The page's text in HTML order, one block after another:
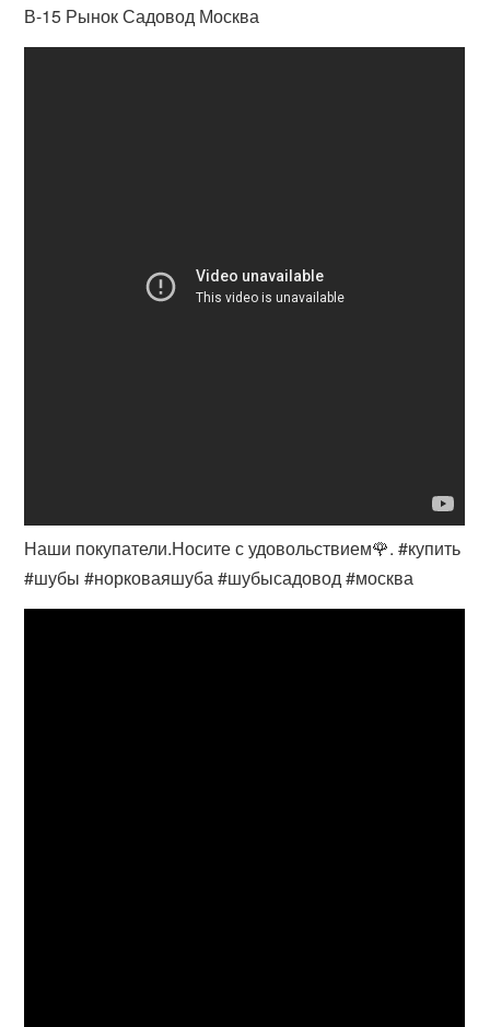
В-15 Рынок Садовод Москва
Наши покупатели.Носите с удовольствием🌹. #купить
#шубы #норковаяшуба #шубысадовод #москва